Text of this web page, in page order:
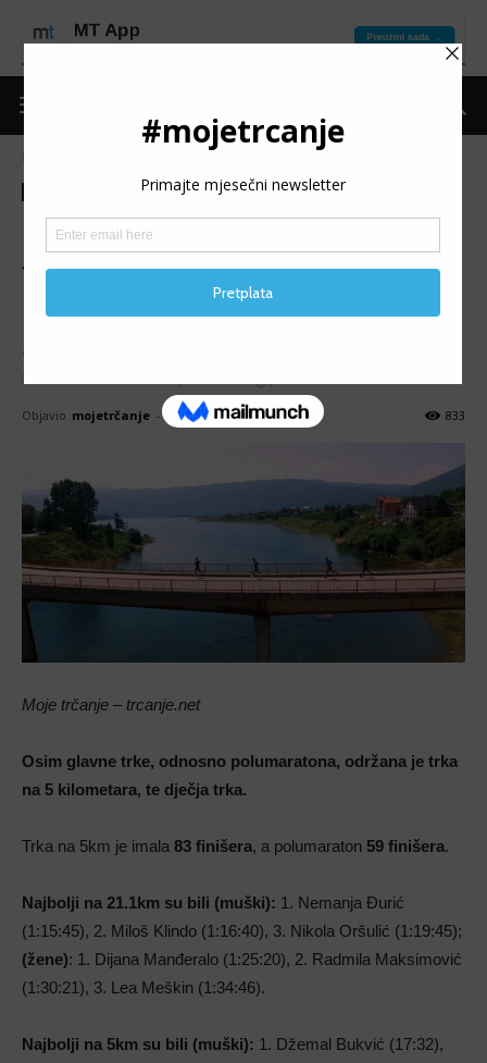
Izdvojeno Trke Vijesti
8. RAMSKI POLUMARATON:
Đurić i D. Manđeralo najbrži;
142 finišera
sati održano 8. izdanje Ramskog polumaratona.
Objavio mojetrčanje - 31/08/2025 833
Moje trčanje – trcanje.net
Osim glavne trke, odnosno polumaratona, održana je trka
na 5 kilometara, te dječja trka.
Trka na 5km je imala 83 finišera, a polumaraton 59 finišera.
Najbolji na 21.1km su bili (muški): 1. Nemanja Đurić
(1:15:45), 2. Miloš Klindo (1:16:40), 3. Nikola Oršulić (1:19:45);
(žene): 1. Dijana Manđeralo (1:25:20), 2. Radmila Maksimović
(1:30:21), 3. Lea Meškin (1:34:46).
Najbolji na 5km su bili (muški): 1. Džemal Bukvić (17:32),